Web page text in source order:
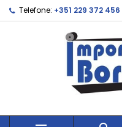
Telefone: +351 229 372